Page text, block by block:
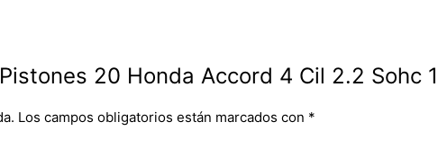
20 Honda Accord 4 Cil 2.2 Sohc
Los campos obligatorios están marcados con *